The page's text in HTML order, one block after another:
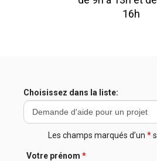
16h
Choisissez dans la liste:
Les champs marqués d’un *
Votre prénom *